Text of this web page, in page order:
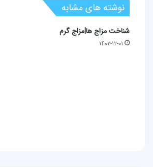
نوشته های مشابه
شناخت مزاج ها|مزاج گرم
۱۴۰۲-۱۲-۰۱